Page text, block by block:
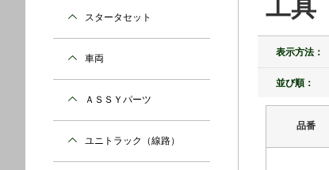
工具
表示方法：
並び順：
品番
スタータセット
車両
ＡＳＳＹパーツ
ユニトラック（線路）